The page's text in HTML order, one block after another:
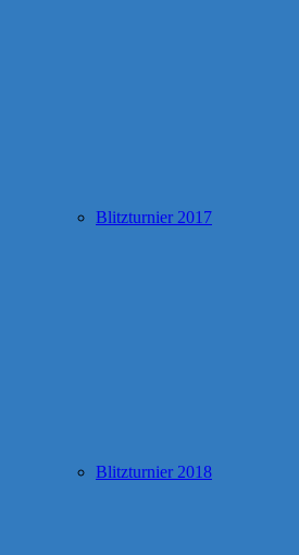
Blitzturnier 2017
Blitzturnier 2018